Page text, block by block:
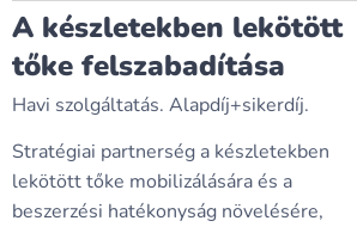
A készletekben lekötött
tőke felszabadítása
Havi szolgáltatás. Alapdíj+sikerdíj.
Stratégiai partnerség a készletekben
lekötött tőke mobilizálására és a
beszerzési hatékonyság növelésére,